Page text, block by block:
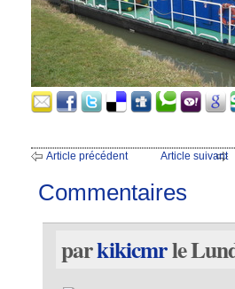
Article précédent Article suivant
Commentaires
parkikicmrle